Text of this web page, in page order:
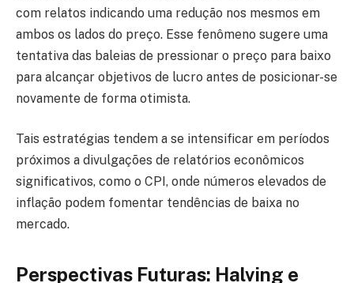
com relatos indicando uma redução nos mesmos em
ambos os lados do preço. Esse fenômeno sugere uma
tentativa das baleias de pressionar o preço para baixo
para alcançar objetivos de lucro antes de posicionar-se
novamente de forma otimista.
Tais estratégias tendem a se intensificar em períodos
próximos a divulgações de relatórios econômicos
significativos, como o CPI, onde números elevados de
inflação podem fomentar tendências de baixa no
mercado.
Perspectivas Futuras: Halving e